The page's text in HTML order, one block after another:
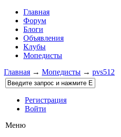
Главная
Форум
Блоги
Объявления
Клубы
Мопедисты
Главная → Мопедисты → pvs512
Регистрация
Войти
Меню